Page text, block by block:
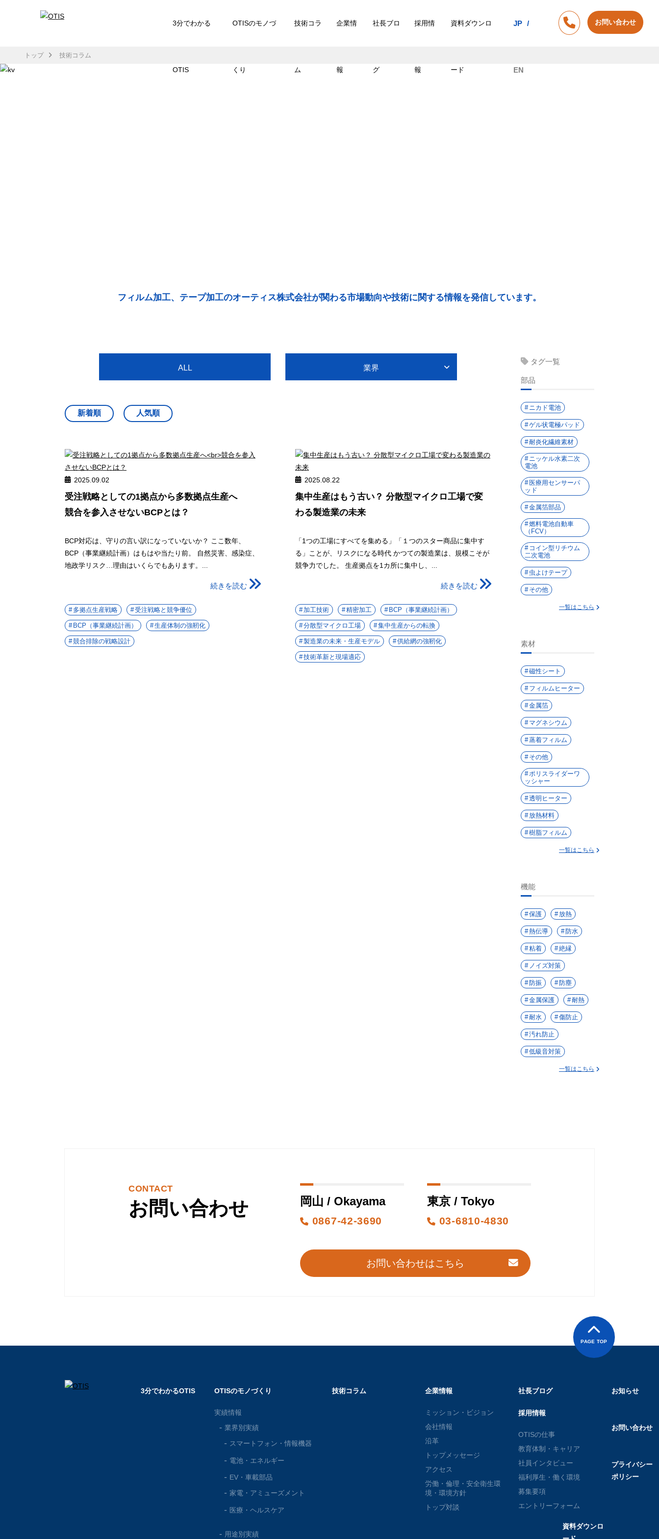
3分でわかる
OTIS
OTISのモノづ
くり
技術コラ
ム
企業情
報
社長ブロ
グ
採用情
報
資料ダウンロ
ード
JP
EN
お問い合わせ
トップ 技術コラム
フィルム加工、テープ加工のオーティス株式会社が関わる市場動向や技術に関する情報を発信しています。
ALL 業界
2025.09.02
受注戦略としての1拠点から多数拠点生産へ
競合を参入させないBCPとは？
BCP対応は、守りの言い訳になっていないか？ ここ数年、
BCP（事業継続計画）はもはや当たり前。 自然災害、感染症、
地政学リスク…理由はいくらでもあります。...
続きを読む
多拠点生産戦略 受注戦略と競争優位
BCP（事業継続計画） 生産体制の強靭化
競合排除の戦略設計
2025.08.22
集中生産はもう古い？ 分散型マイクロ工場で変
わる製造業の未来
「1つの工場にすべてを集める」「１つのスター商品に集中す
る」ことが、リスクになる時代 かつての製造業は、規模こそが
競争力でした。 生産拠点を1カ所に集中し、...
続きを読む
加工技術 精密加工 BCP（事業継続計画）
分散型マイクロ工場 集中生産からの転換
製造業の未来・生産モデル 供給網の強靭化
技術革新と現場適応
タグ一覧
部品
ニカド電池
ゲル状電極パッド
耐炎化繊維素材
ニッケル水素二次
電池
医療用センサーパ
ッド
金属箔部品
燃料電池自動車
（FCV）
コイン型リチウム
二次電池
虫よけテープ
その他
一覧はこちら
素材
磁性シート
フィルムヒーター
金属箔
マグネシウム
蒸着フィルム
その他
ポリスライダーワ
ッシャー
透明ヒーター
放熱材料
樹脂フィルム
一覧はこちら
機能
保護 放熱
熱伝導 防水
粘着 絶縁
ノイズ対策
防振 防塵
金属保護 耐熱
耐水 傷防止
汚れ防止
低級音対策
一覧はこちら
CONTACT
お問い合わせ 岡山 / Okayama
0867-42-3690
東京 / Tokyo
03-6810-4830
お問い合わせはこちら
3分でわかるOTIS OTISのモノづくり
実績情報
業界別実績
スマートフォン・情報機器
電池・ エネルギー
EV・車載部品
家電・ アミューズメント
医療・ ヘルスケア
用途別実績
技術コラム 企業情報
ミッション・ビジョン
会社情報
沿革
トップメッセージ
アクセス
労働・倫理・安全衛生環
境・環境方針
トップ対談
社長ブログ
採用情報
OTISの仕事
教育体制・キャリア
社員インタビュー
福利厚生・働く環境
募集要項
エントリーフォーム
資料ダウンロ
お知らせ
お問い合わせ
プライバシー
ポリシー
PAGE TOP